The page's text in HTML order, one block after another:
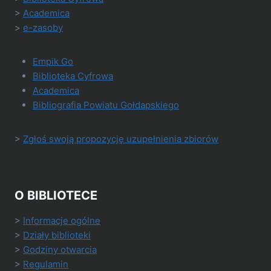
> Academica
> e-zasoby
Empik Go
Biblioteka Cyfrowa
Academica
Bibliografia Powiatu Gołdapskiego
> Zgłoś swoją propozycję uzupełnienia zbiorów
O BIBLIOTECE
> Informacje ogólne
> Działy biblioteki
> Godziny otwarcia
> Regulamin